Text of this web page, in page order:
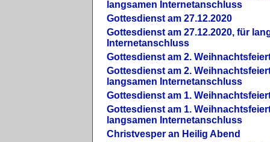
langsamen Internetanschluss
Gottesdienst am 27.12.2020
Gottesdienst am 27.12.2020, für
Internetanschluss
Gottesdienst am 2.
Gottesdienst am 2.
langsamen Internetanschluss
Gottesdienst am 1.
Gottesdienst am 1.
langsamen Internetanschluss
Christvesper an Heilig Abend